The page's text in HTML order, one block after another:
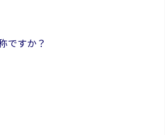
ですか？